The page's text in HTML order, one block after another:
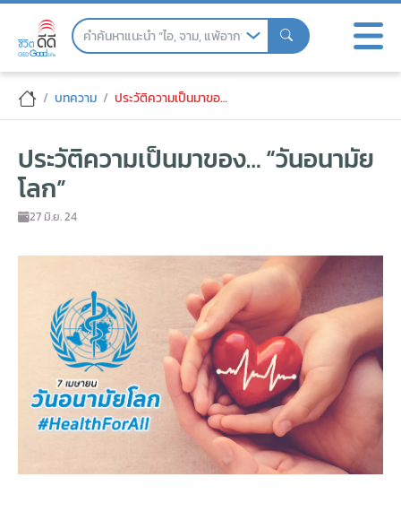
Skip
ประวัติความเป็นมาของ… “วันอนามัยโลก”
บทความ ประวัติความเป็นมาของ… “วันอนามัยโลก”
ประวัติความเป็นมาของ… “วันอนามัย
โลก”
27 มิ.ย. 24